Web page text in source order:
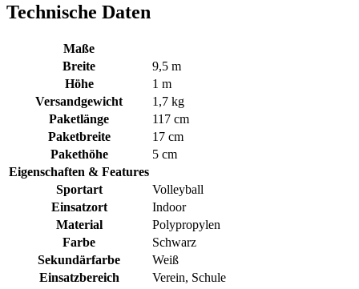
Technische Daten
Maße
Breite
9,5 m
Höhe
1 m
Versandgewicht
1,7 kg
Paketlänge
117 cm
Paketbreite
17 cm
Pakethöhe
5 cm
Eigenschaften & Features
Sportart
Volleyball
Einsatzort
Indoor
Material
Polypropylen
Farbe
Schwarz
Sekundärfarbe
Weiß
Einsatzbereich
Verein, Schule